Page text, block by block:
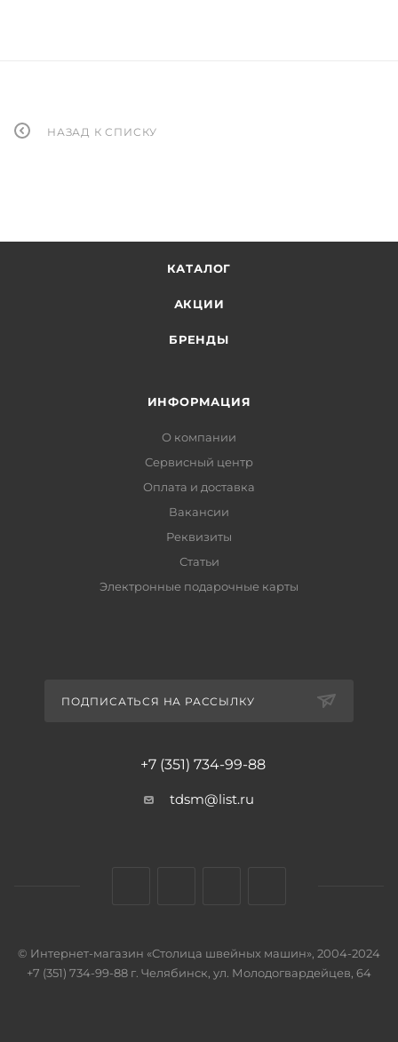
НАЗАД К СПИСКУ
КАТАЛОГ
АКЦИИ
БРЕНДЫ
ИНФОРМАЦИЯ
О компании
Сервисный центр
Оплата и доставка
Вакансии
Реквизиты
Статьи
Электронные подарочные карты
ПОДПИСАТЬСЯ НА РАССЫЛКУ
+7 (351) 734-99-88
tdsm@list.ru
© Интернет-магазин «Столица швейных машин», 2004-2024
+7 (351) 734-99-88 г. Челябинск, ул. Молодогвардейцев, 64